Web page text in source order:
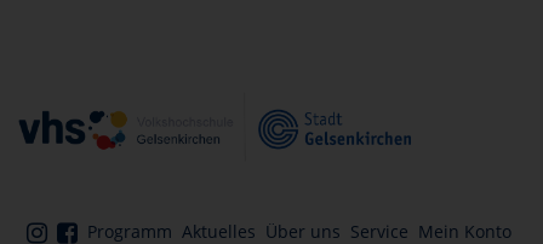
Programm Aktuelles Über uns Service Mein Konto